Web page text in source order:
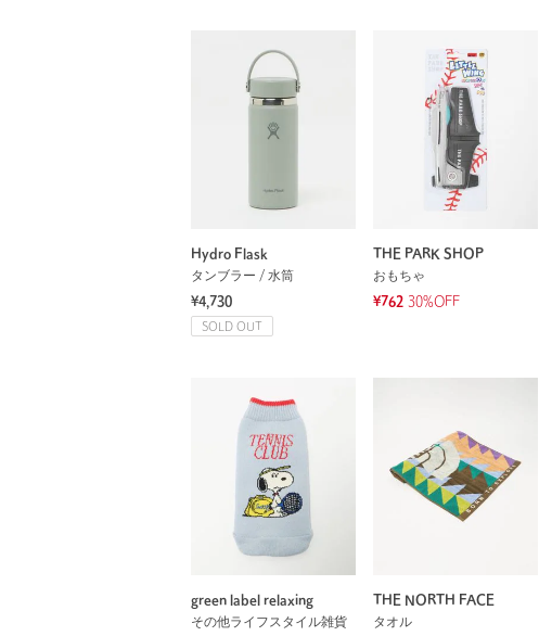
Hydro Flask
タンブラー / 水筒
¥4,730
SOLD OUT
THE PARK SHOP
おもちゃ
¥762 30%OFF
green label relaxing
その他ライフスタイル雑貨
THE NORTH FACE
タオル